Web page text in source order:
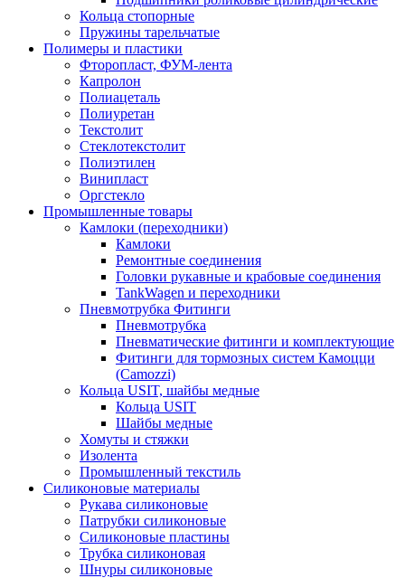
Кольца стопорные
Пружины тарельчатые
Полимеры и пластики
Фторопласт, ФУМ-лента
Капролон
Полиацеталь
Полиуретан
Текстолит
Стеклотекстолит
Полиэтилен
Винипласт
Оргстекло
Промышленные товары
Камлоки (переходники)
Камлоки
Ремонтные соединения
Головки рукавные и крабовые соединения
TankWagen и переходники
Пневмотрубка Фитинги
Пневмотрубка
Пневматические фитинги и комплектующие
Фитинги для тормозных систем Камоцци
(Camozzi)
Кольца USIT, шайбы медные
Кольца USIT
Шайбы медные
Хомуты и стяжки
Изолента
Промышленный текстиль
Силиконовые материалы
Рукава силиконовые
Патрубки силиконовые
Силиконовые пластины
Трубка силиконовая
Шнуры силиконовые